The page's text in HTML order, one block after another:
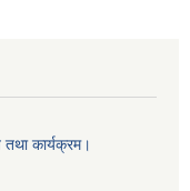
कार्यक्रम।